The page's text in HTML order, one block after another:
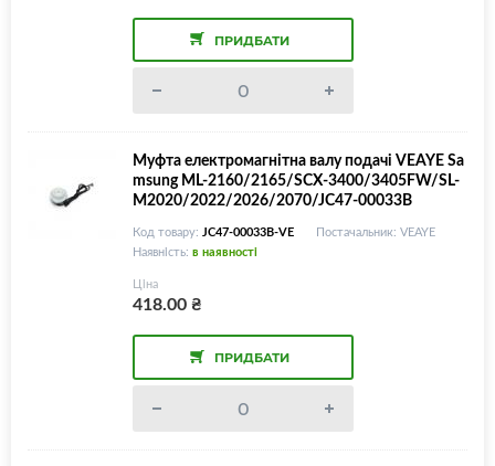
ПРИДБАТИ
Муфта електромагнітна валу подачі VEAYE Sa
msung ML-2160/2165/SCX-3400/3405FW/SL-
M2020/2022/2026/2070/JC47-00033B
Код товару: JC47-00033B-VE
Постачальник: VEAYE
Наявність: в наявності
Ціна
418.00₴
ПРИДБАТИ